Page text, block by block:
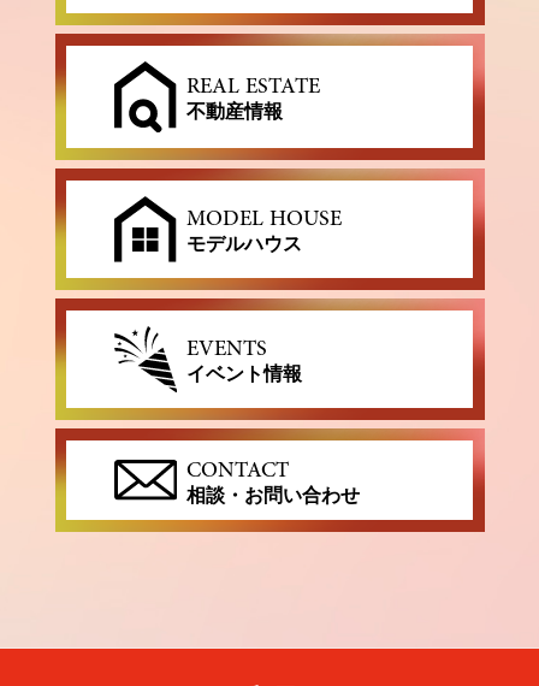
REAL ESTATE
不動産情報
MODEL HOUSE
モデルハウス
EVENTS
イベント情報
CONTACT
相談・お問い合わせ